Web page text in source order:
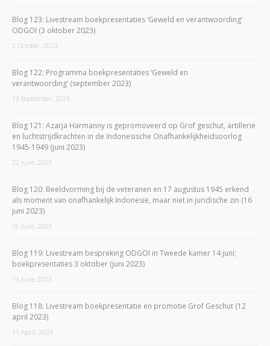
Blog 123: Livestream boekpresentaties ‘Geweld en verantwoording’
ODGOI (3 oktober 2023)
2 October, 2023
Blog 122: Programma boekpresentaties ‘Geweld en
verantwoording’ (september 2023)
13 September, 2023
Blog 121: Azarja Harmanny is gepromoveerd op Grof geschut, artillerie
en luchtstrijdkrachten in de Indonesische Onafhankelijkheidsoorlog
1945-1949 (juni 2023)
22 June, 2023
Blog 120: Beeldvorming bij de veteranen en 17 augustus 1945 erkend
als moment van onafhankelijk Indonesië, maar niet in juridische zin (16
juni 2023)
16 June, 2023
Blog 119: Livestream bespreking ODGOI in Tweede kamer 14 juni;
boekpresentaties 3 oktober (juni 2023)
13 June, 2023
Blog 118: Livestream boekpresentatie en promotie Grof Geschut (12
april 2023)
11 April, 2023